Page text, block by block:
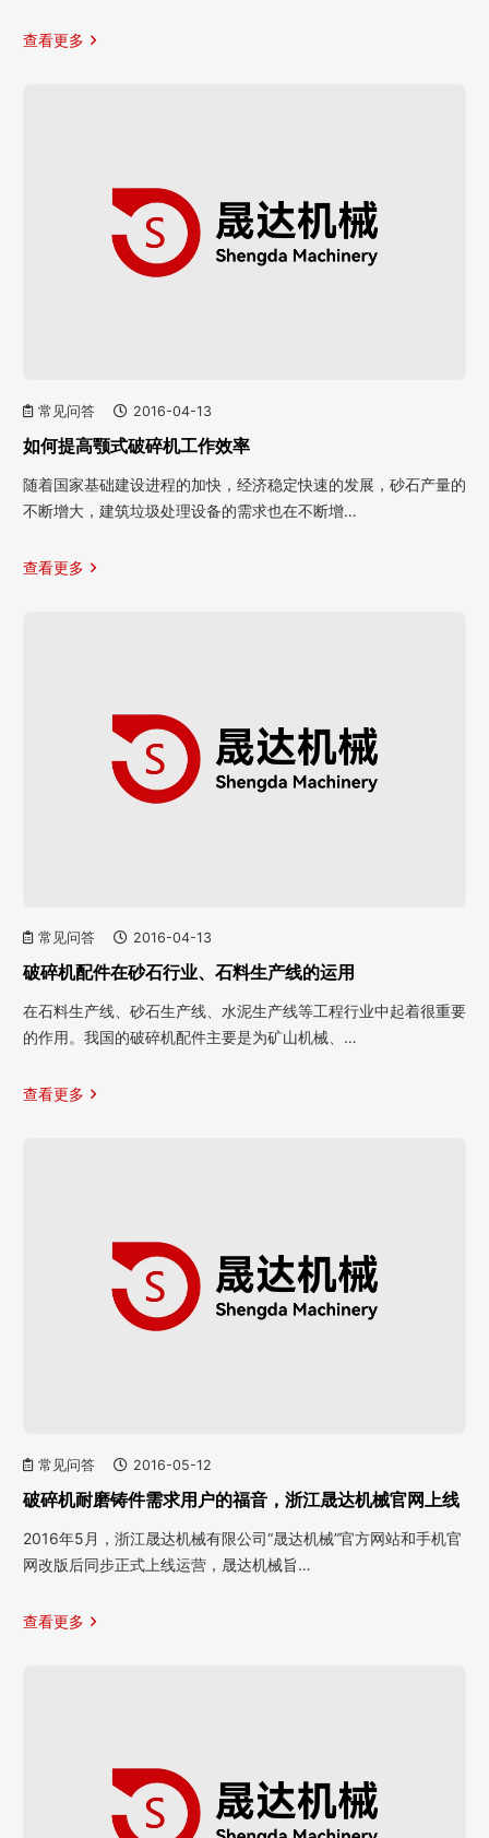
查看更多
常见问答 2016-04-13
如何提高颚式破碎机工作效率
随着国家基础建设进程的加快，经济稳定快速的发展，砂石产量的
不断增大，建筑垃圾处理设备的需求也在不断增…
查看更多
常见问答 2016-04-13
破碎机配件在砂石行业、石料生产线的运用
在石料生产线、砂石生产线、水泥生产线等工程行业中起着很重要
的作用。我国的破碎机配件主要是为矿山机械、…
查看更多
常见问答 2016-05-12
破碎机耐磨铸件需求用户的福音，浙江晟达机械官网上线
2016年5月，浙江晟达机械有限公司“晟达机械”官方网站和手机官
网改版后同步正式上线运营，晟达机械旨…
查看更多